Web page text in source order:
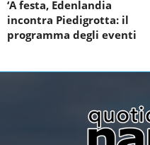
o
r
I
‘A festa, Edenlandia
incontra Piedigrotta: il
programma degli eventi